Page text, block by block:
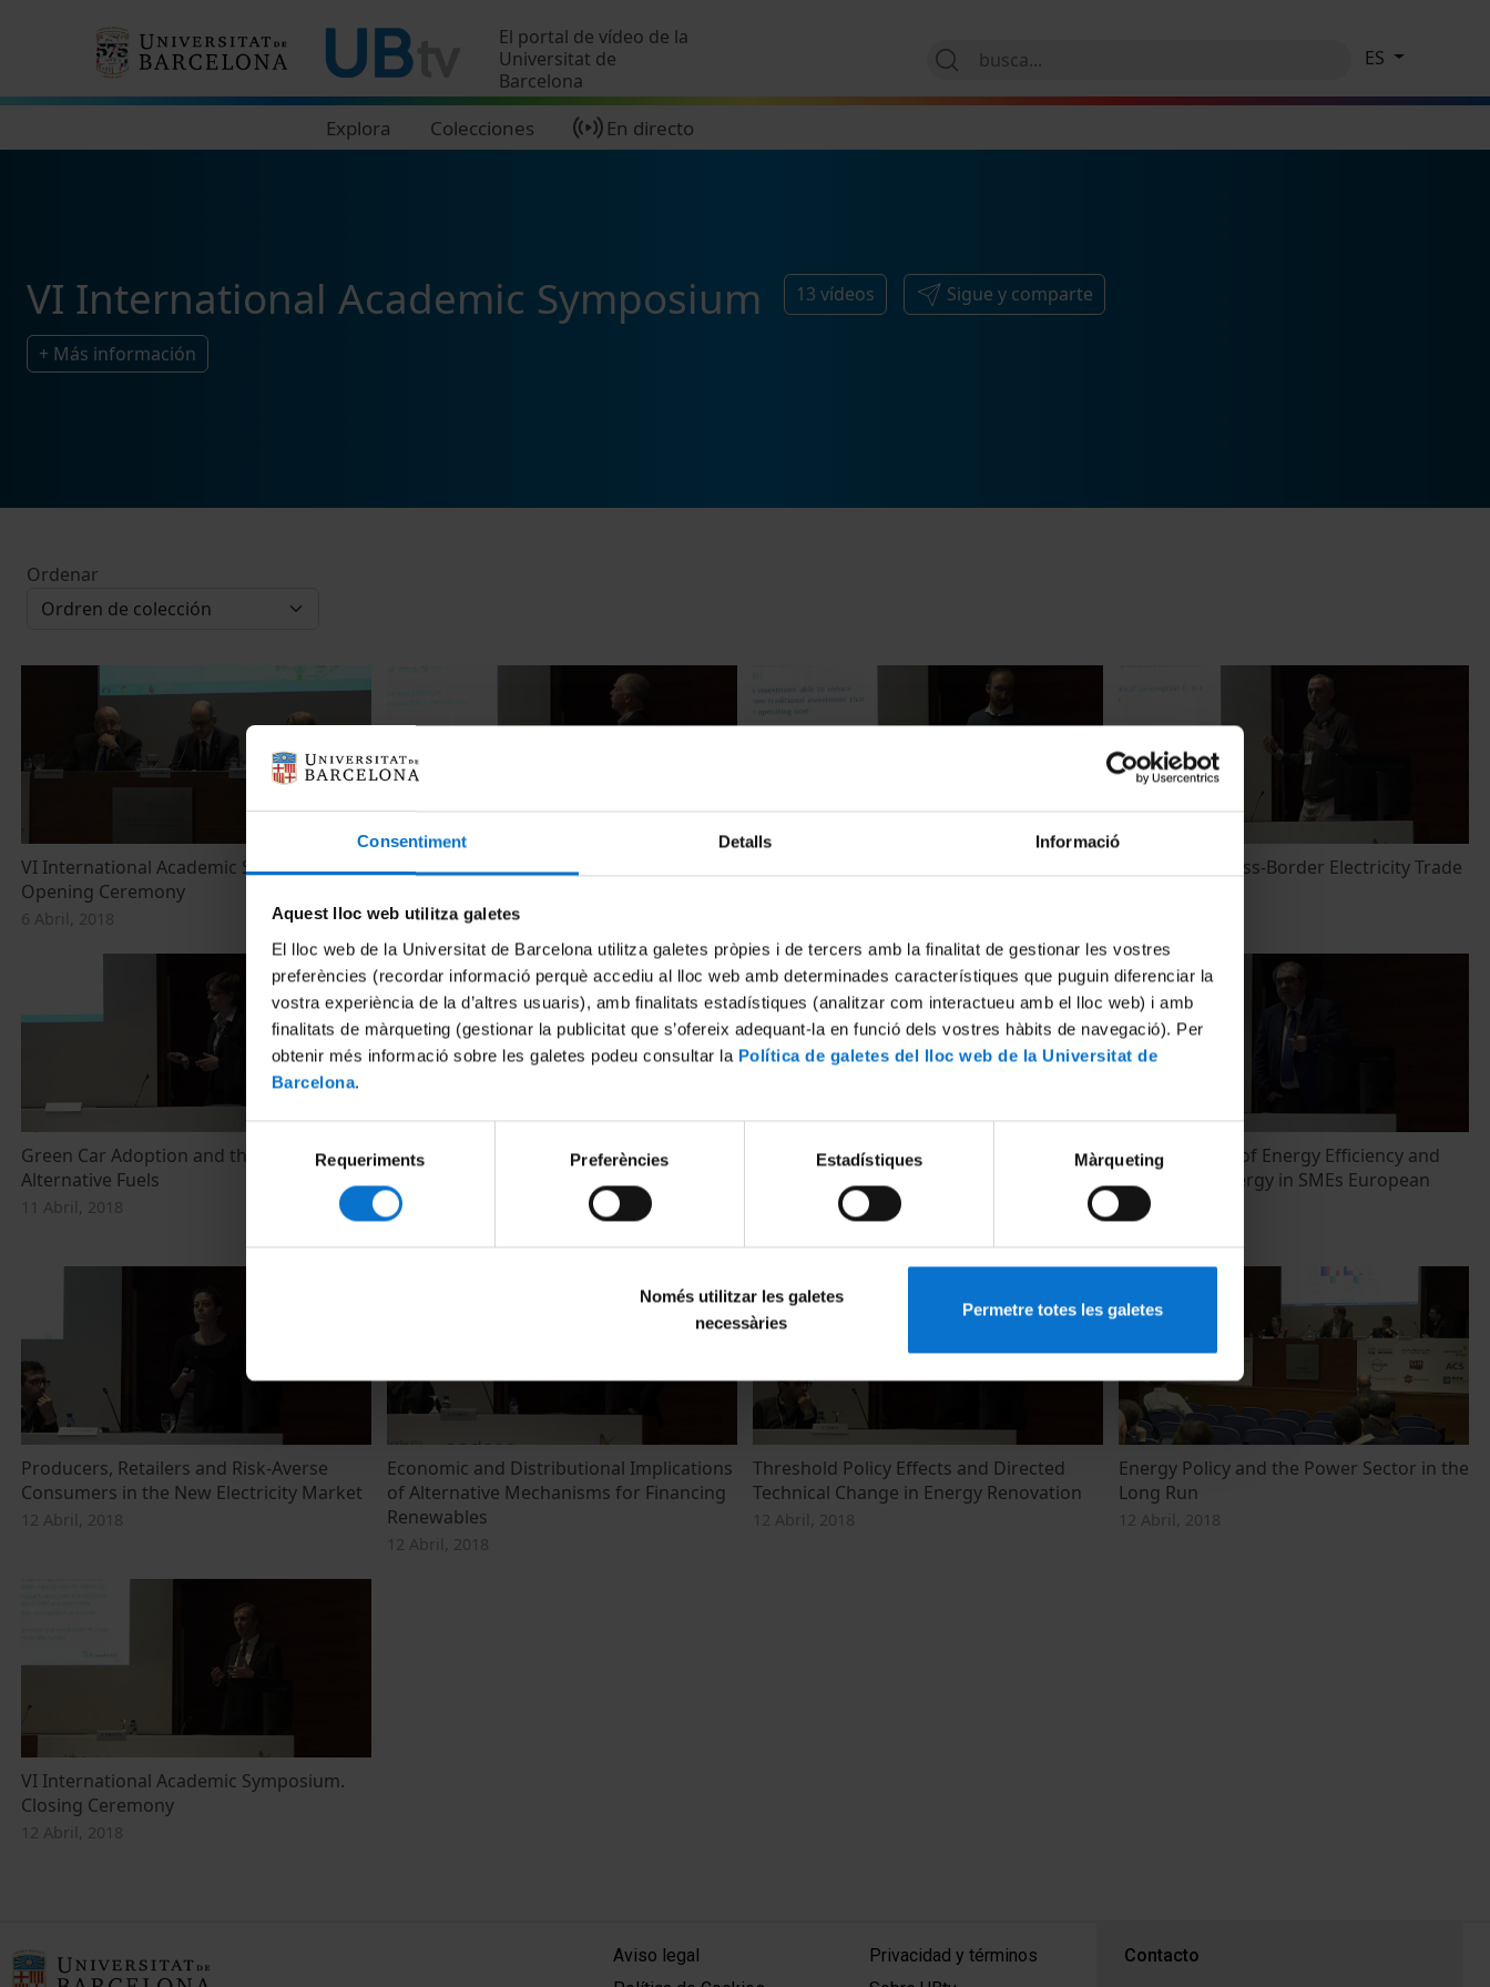
Consentiment Detalls Informació
Aquest lloc web utilitza galetes
El lloc web de la Universitat de Barcelona utilitza galetes pròpies i de tercers amb la finalitat de gestionar les vostres
preferències (recordar informació perquè accediu al lloc web amb determinades característiques que puguin diferenciar la
vostra experiència de la d’altres usuaris), amb finalitats estadístiques (analitzar com interactueu amb el lloc web) i amb
finalitats de màrqueting (gestionar la publicitat que s’ofereix adequant-la en funció dels vostres hàbits de navegació). Per
obtenir més informació sobre les galetes podeu consultar la Política de galetes del lloc web de la Universitat de
Barcelona.
consentiment
Requeriments Preferències Estadístiques Màrqueting
Només utilitzar les galetes
necessàries
Permetre totes les galetes
El portal de vídeo de la
Universitat de
Barcelona
Explora Colecciones En directo
ES
VI International Academic Symposium 13 vídeos Sigue y comparte
+ Más información
Ordenar
VI International Academic Symposium.
Opening Ceremony
6 Abril, 2018
VI International Academic Symposium.
11 Abril, 2018
Gravity for Cross-Border Electricity Trade
Green Car Adoption and the Supply of
Alternative Fuels
11 Abril, 2018
Do Information Programs Increase
Energy Efficiency Evidence from the
PROCEL Energy Label Program?
Heterogenous Treatment Effects in
Energy Efficiency Upgrades: An Economic
Analysis of UK Policies
Determinants of Energy Efficiency and
Renewable Energy in SMEs European
Countries
Producers, Retailers and Risk-Averse
Consumers in the New Electricity Market
12 Abril, 2018
Economic and Distributional Implications
of Alternative Mechanisms for Financing
Renewables
12 Abril, 2018
Threshold Policy Effects and Directed
Technical Change in Energy Renovation
12 Abril, 2018
Energy Policy and the Power Sector in the
Long Run
12 Abril, 2018
VI International Academic Symposium.
Closing Ceremony
12 Abril, 2018
MENÚ PEU 1
Aviso legal
PEU 2
Privacidad y términos
PEU 3
Contacto